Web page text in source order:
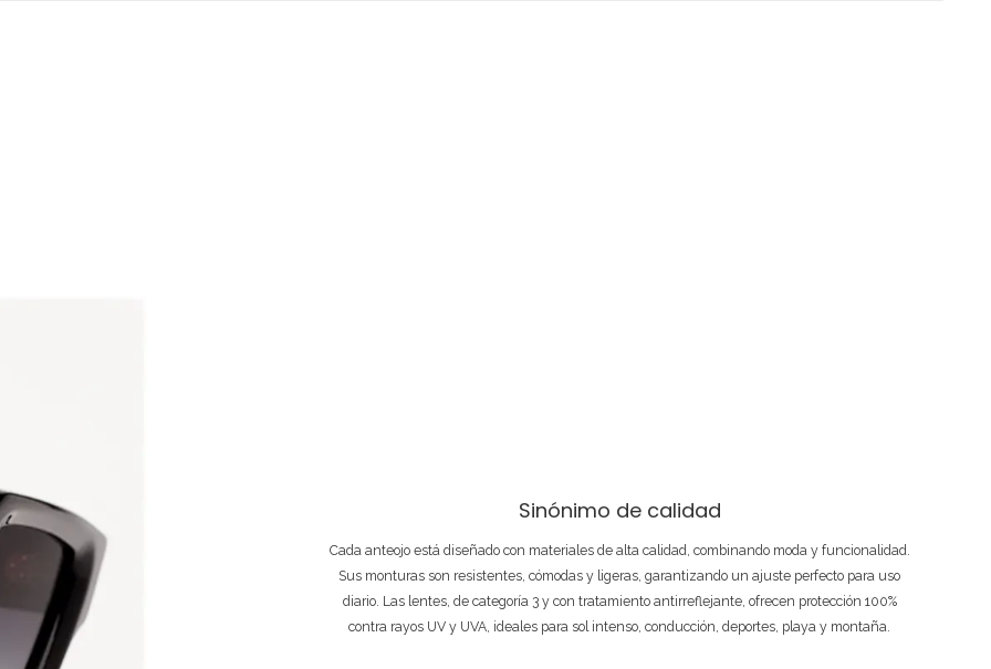
Sinónimo de calidad
Cada anteojo está diseñado con materiales de alta calidad, combinando moda y funcionalidad.
Sus monturas son resistentes, cómodas y ligeras, garantizando un ajuste perfecto para uso
diario. Las lentes, de categoría 3 y con tratamiento antirreflejante, ofrecen protección 100%
contra rayos UV y UVA, ideales para sol intenso, conducción, deportes, playa y montaña.